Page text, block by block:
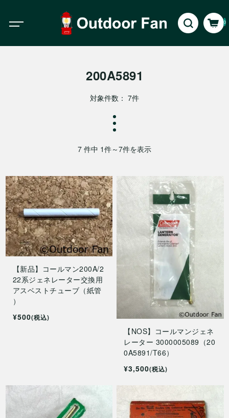
0
200A5891
対象件数： 7件
7 件中 1件～7件を表示
【新品】コールマン200A/2
22系ジェネレーター交換用
アスベストチューブ（紙管
）
¥500(税込)
【NOS】コールマンジェネ
レーター 3000005089（20
0A5891/T66）
¥3,500(税込)